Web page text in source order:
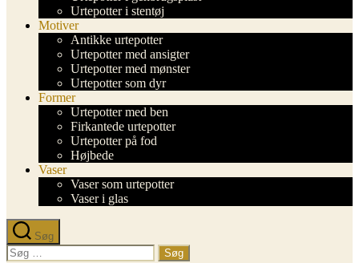
Urtepotter i stentøj
Motiver
Antikke urtepotter
Urtepotter med ansigter
Urtepotter med mønster
Urtepotter som dyr
Former
Urtepotter med ben
Firkantede urtepotter
Urtepotter på fod
Højbede
Vaser
Vaser som urtepotter
Vaser i glas
Søg
Søg